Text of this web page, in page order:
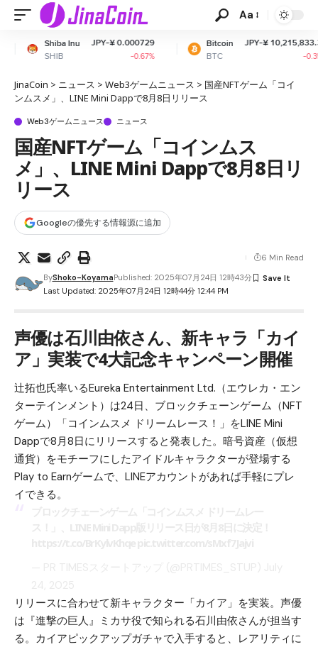
Aa
JPY-¥ 0.000729
-0.67%
Bitcoin
BTC
JPY-¥ 10,215,833.32
JinaCoin > ニュース > Web3ゲームニュース > 国産NFTゲーム「コイ
ンムスメ」、LINE Mini Dappで8月8日リリース
Web3ゲームニュース ニュース
国産NFTゲーム「コインムス
メ」、LINE Mini Dappで8月8日リ
リース
Googleの優先する情報源に追加
Last Updated: 2025年07月24日 12時44分 12:44 PM
ByShoko-KoyamaPublished: 2025年07月24日 12時43分
6 Min Read
声優は石川由依さん、新キャラ「カイ
ア」実装で4大記念キャンペーン開催
辻拓也氏率いるEureka Entertainment Ltd.（エウレカ・エン
ターテインメント）は24日、ブロックチェーンゲーム（NFT
ゲーム）「コインムスメ ドリームレース！」をLINE Mini
Dappで8月8日にリリースすると発表した。暗号資産（仮想
通貨）をモチーフにしたアイドルキャラクターが登場する
Play to Earnゲームで、LINEアカウントがあれば手軽にプレ
イできる。
リリースに合わせて新キャラクター「カイア」を実装。声優
は『進撃の巨人』ミカサ役で知られる石川由依さんが担当す
る。カイアピックアップガチャで入手すると、レアリティに